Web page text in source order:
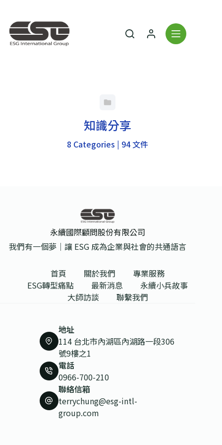
知識分享
8 Categories | 94 文件
永續國際顧問股份有限公司
我們有一個夢｜讓 ESG 成為企業與社會的共通語言
首頁 關於我們
專業服務
ESG轉型痛點
最新消息
永續小兵故事
大師訪談
聯繫我們
地址
114 台北市內湖區內湖路一段306
號9樓之1
電話
0966-700-210
聯絡信箱
terrychung@esg-intl-
group.com